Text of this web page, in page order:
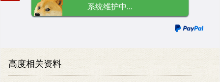
系统维护中...
高度相关资料